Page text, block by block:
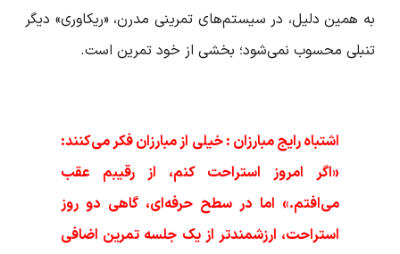
به همین دلیل، در سیستم‌های تمرینی مدرن، «ریکاوری» دیگر
تنبلی محسوب نمی‌شود؛ بخشی از خود تمرین است.
اشتباه رایج مبارزان : خیلی از مبارزان فکر می‌کنند:
«اگر امروز استراحت کنم، از رقیبم عقب
می‌افتم.» اما در سطح حرفه‌ای، گاهی دو روز
استراحت، ارزشمندتر از یک جلسه تمرین اضافی